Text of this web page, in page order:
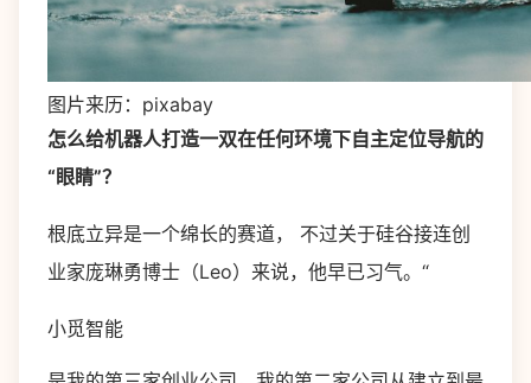
图片来历：pixabay
怎么给机器人打造一双在任何环境下自主定位导航的
“眼睛”？
根底立异是一个绵长的赛道， 不过关于硅谷接连创
业家庞琳勇博士（Leo）来说，他早已习气。“
小觅智能